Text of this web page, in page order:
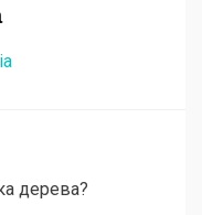
дерева?